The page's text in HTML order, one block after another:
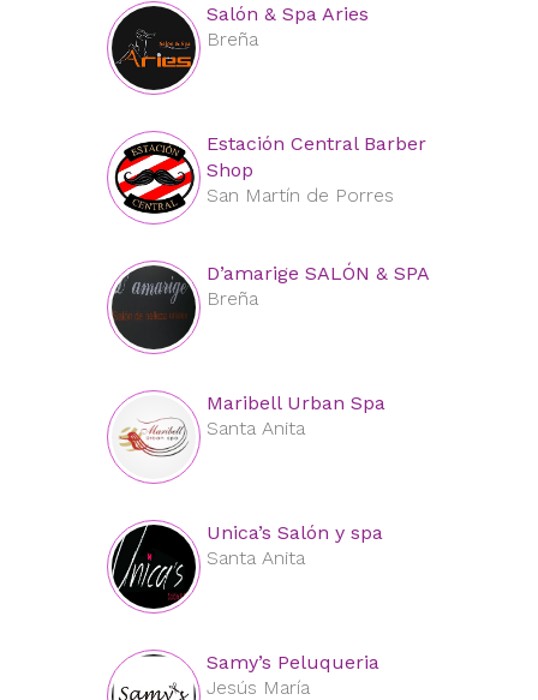
Salón & Spa Aries
Breña
Estación Central Barber
Shop
San Martín de Porres
D’amarige SALÓN & SPA
Breña
Maribell Urban Spa
Santa Anita
Unica’s Salón y spa
Santa Anita
Samy’s Peluqueria
Jesús María